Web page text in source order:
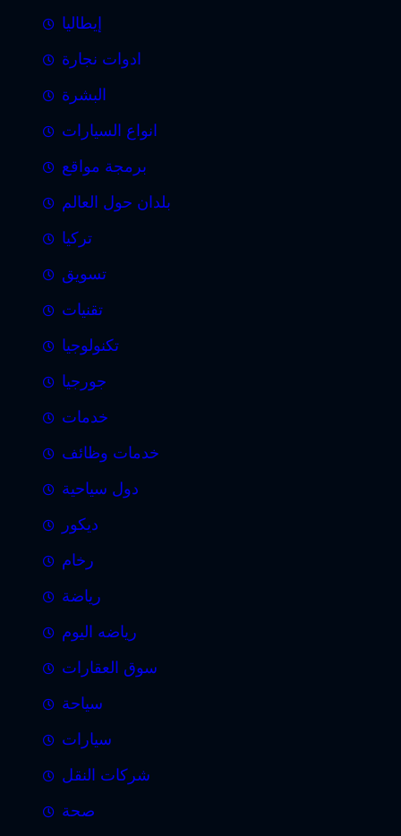
إيطاليا
ادوات نجارة
البشرة
انواع السيارات
برمجة مواقع
بلدان حول العالم
تركيا
تسويق
تقنيات
تكنولوجيا
جورجيا
خدمات
خدمات وظائف
دول سياحية
ديكور
رخام
رياضة
رياضه اليوم
سوق العقارات
سياحة
سيارات
شركات النقل
صحة